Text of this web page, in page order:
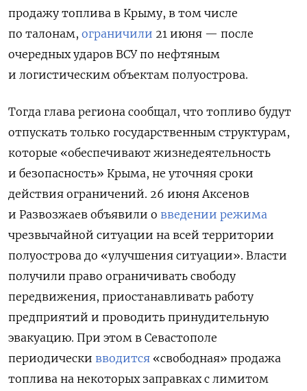
продажу топлива в Крыму, в том числе
по талонам, ограничили 21 июня — после
очередных ударов ВСУ по нефтяным
и логистическим объектам полуострова.
Тогда глава региона сообщал, что топливо будут
отпускать только государственным структурам,
которые «обеспечивают жизнедеятельность
и безопасность» Крыма, не уточняя сроки
действия ограничений. 26 июня Аксенов
и Развозжаев объявили о введении режима
чрезвычайной ситуации на всей территории
полуострова до «улучшения ситуации». Власти
получили право ограничивать свободу
передвижения, приостанавливать работу
предприятий и проводить принудительную
эвакуацию. При этом в Севастополе
периодически вводится «свободная» продажа
топлива на некоторых заправках с лимитом